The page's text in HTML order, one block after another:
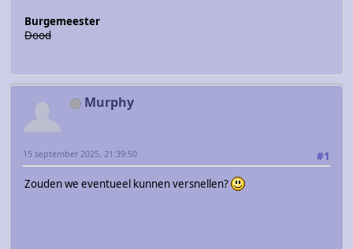
Burgemeester
Dood
Murphy
#1
15 september 2025, 21:39:50
Zouden we eventueel kunnen versnellen?